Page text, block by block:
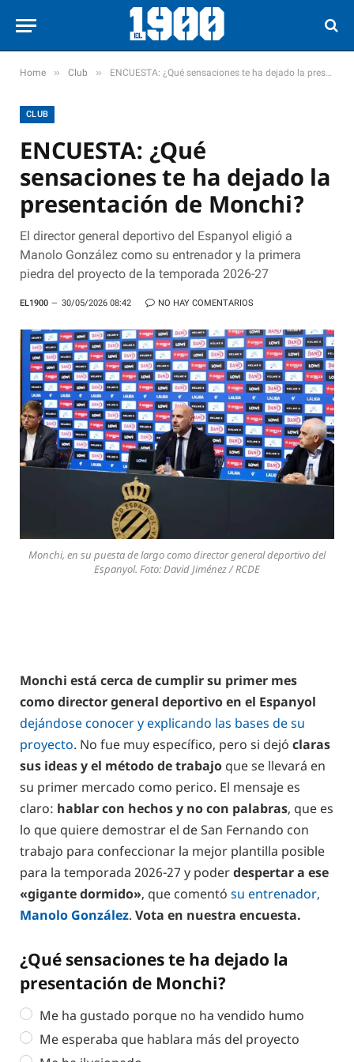
Home » Club » ENCUESTA: ¿Qué sensaciones te ha dejado la presentación de Monchi?
CLUB
ENCUESTA: ¿Qué
sensaciones te ha dejado la
presentación de Monchi?
El director general deportivo del Espanyol eligió a
Manolo González como su entrenador y la primera
piedra del proyecto de la temporada 2026-27
EL1900 30/05/2026 08:42 NO HAY COMENTARIOS
Monchi, en su puesta de largo como director general deportivo del
Espanyol. Foto: David Jiménez / RCDE
Monchi está cerca de cumplir su primer mes
como director general deportivo en el Espanyol
dejándose conocer y explicando las bases de su
proyecto. No fue muy específico, pero si dejó claras
sus ideas y el método de trabajo que se llevará en
su primer mercado como perico. El mensaje es
claro: hablar con hechos y no con palabras, que es
lo que quiere demostrar el de San Fernando con
trabajo para confeccionar la mejor plantilla posible
para la temporada 2026-27 y poderdespertar a ese
«gigante dormido», que comentó su entrenador,
Manolo González. Vota en nuestra encuesta.
¿Qué sensaciones te ha dejado la
presentación de Monchi?
Me ha gustado porque no ha vendido humo
⁠Me esperaba que hablara más del proyecto